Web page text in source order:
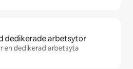
dedikerade arbetsytor
en dedikerad arbetsyta